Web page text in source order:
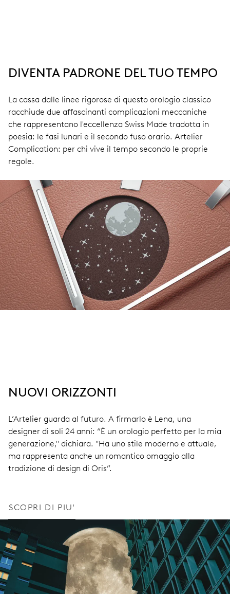
DIVENTA PADRONE DEL TUO TEMPO
La cassa dalle linee rigorose di questo orologio classico
racchiude due affascinanti complicazioni meccaniche
che rappresentano l'eccellenza Swiss Made tradotta in
poesia: le fasi lunari e il secondo fuso orario. Artelier
Complication: per chi vive il tempo secondo le proprie
regole.
NUOVI ORIZZONTI
L’Artelier guarda al futuro. A firmarlo è Lena, una
designer di soli 24 anni: “È un orologio perfetto per la mia
generazione," dichiara. "Ha uno stile moderno e attuale,
ma rappresenta anche un romantico omaggio alla
tradizione di design di Oris”.
SCOPRI DI PIU'